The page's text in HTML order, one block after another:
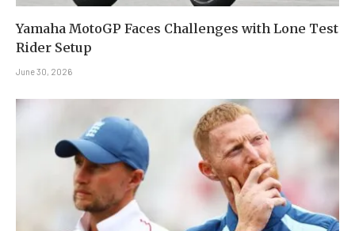
Yamaha MotoGP Faces Challenges with Lone Test
Rider Setup
June 30, 2026